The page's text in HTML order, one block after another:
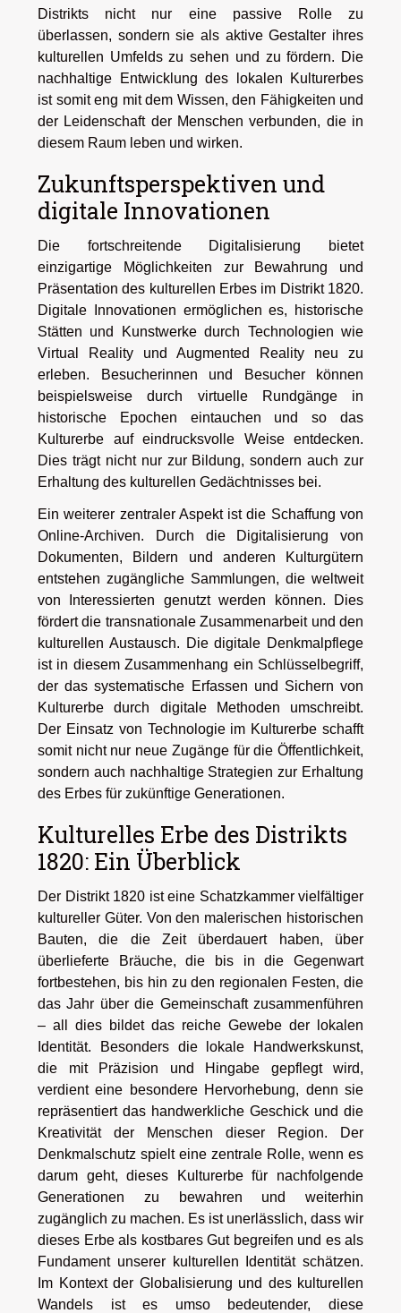
Distrikts nicht nur eine passive Rolle zu
überlassen, sondern sie als aktive Gestalter ihres
kulturellen Umfelds zu sehen und zu fördern. Die
nachhaltige Entwicklung des lokalen Kulturerbes
ist somit eng mit dem Wissen, den Fähigkeiten und
der Leidenschaft der Menschen verbunden, die in
diesem Raum leben und wirken.
Zukunftsperspektiven und
digitale Innovationen
Die fortschreitende Digitalisierung bietet
einzigartige Möglichkeiten zur Bewahrung und
Präsentation des kulturellen Erbes im Distrikt 1820.
Digitale Innovationen ermöglichen es, historische
Stätten und Kunstwerke durch Technologien wie
Virtual Reality und Augmented Reality neu zu
erleben. Besucherinnen und Besucher können
beispielsweise durch virtuelle Rundgänge in
historische Epochen eintauchen und so das
Kulturerbe auf eindrucksvolle Weise entdecken.
Dies trägt nicht nur zur Bildung, sondern auch zur
Erhaltung des kulturellen Gedächtnisses bei.
Ein weiterer zentraler Aspekt ist die Schaffung von
Online-Archiven. Durch die Digitalisierung von
Dokumenten, Bildern und anderen Kulturgütern
entstehen zugängliche Sammlungen, die weltweit
von Interessierten genutzt werden können. Dies
fördert die transnationale Zusammenarbeit und den
kulturellen Austausch. Die digitale Denkmalpflege
ist in diesem Zusammenhang ein Schlüsselbegriff,
der das systematische Erfassen und Sichern von
Kulturerbe durch digitale Methoden umschreibt.
Der Einsatz von Technologie im Kulturerbe schafft
somit nicht nur neue Zugänge für die Öffentlichkeit,
sondern auch nachhaltige Strategien zur Erhaltung
des Erbes für zukünftige Generationen.
Kulturelles Erbe des Distrikts
1820: Ein Überblick
Der Distrikt 1820 ist eine Schatzkammer vielfältiger
kultureller Güter. Von den malerischen historischen
Bauten, die die Zeit überdauert haben, über
überlieferte Bräuche, die bis in die Gegenwart
fortbestehen, bis hin zu den regionalen Festen, die
das Jahr über die Gemeinschaft zusammenführen
– all dies bildet das reiche Gewebe der lokalen
Identität. Besonders die lokale Handwerkskunst,
die mit Präzision und Hingabe gepflegt wird,
verdient eine besondere Hervorhebung, denn sie
repräsentiert das handwerkliche Geschick und die
Kreativität der Menschen dieser Region. Der
Denkmalschutz spielt eine zentrale Rolle, wenn es
darum geht, dieses Kulturerbe für nachfolgende
Generationen zu bewahren und weiterhin
zugänglich zu machen. Es ist unerlässlich, dass wir
dieses Erbe als kostbares Gut begreifen und es als
Fundament unserer kulturellen Identität schätzen.
Im Kontext der Globalisierung und des kulturellen
Wandels ist es umso bedeutender, diese